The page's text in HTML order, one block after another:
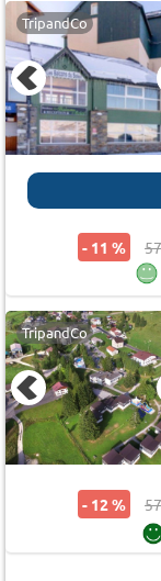
TripandCo
- 11 %
TripandCo
- 12 %